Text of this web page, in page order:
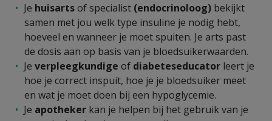
Je huisartsof specialist (endocrinoloog) bekijkt
samen met jou welk type insuline je nodig hebt,
hoeveel en wanneer je moet spuiten. Je arts past
de dosis aan op basis van je bloedsuikerwaarden.
Je verpleegkundige of diabeteseducator leert je
hoe je correct inspuit, hoe je je bloedsuiker meet
en wat je moet doen bij een hypoglycemie.
Je apotheker kan je helpen bij het gebruik van je